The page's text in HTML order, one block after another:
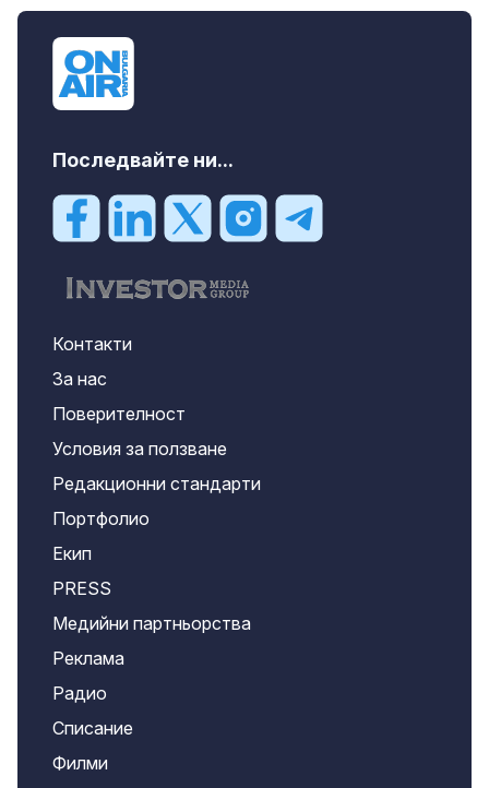
Последвайте ни...
Контакти
За нас
Поверителност
Условия за ползване
Редакционни стандарти
Портфолио
Екип
PRESS
Медийни партньорства
Реклама
Радио
Списание
Филми